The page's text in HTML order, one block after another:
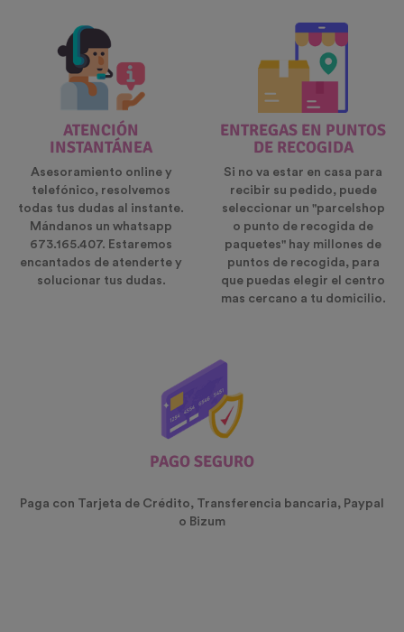
ATENCIÓN
INSTANTÁNEA
Asesoramiento online y
telefónico, resolvemos
todas tus dudas al instante.
Mándanos un whatsapp
673.165.407. Estaremos
encantados de atenderte y
solucionar tus dudas.
ENTREGAS EN PUNTOS
DE RECOGIDA
Si no va estar en casa para
recibir su pedido, puede
seleccionar un "parcelshop
o punto de recogida de
paquetes" hay millones de
puntos de recogida, para
que puedas elegir el centro
mas cercano a tu domicilio.
PAGO SEGURO
Paga con Tarjeta de Crédito, Transferencia bancaria, Paypal
o Bizum